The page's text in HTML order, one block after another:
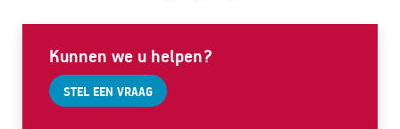
Kunnen we u helpen?
STEL EEN VRAAG